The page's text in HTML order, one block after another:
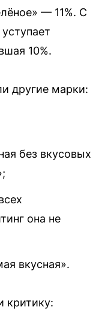
— 11%. С
10%.
другие марки:
без вкусовых
она не
вкусная».
критику: